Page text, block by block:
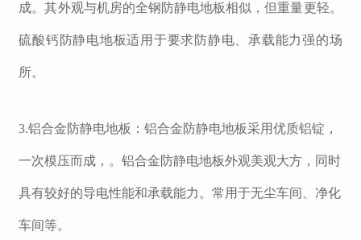
成。其外观与机房的全钢防静电地板相似，但重量更轻。
硫酸钙防静电地板适用于要求防静电、承载能力强的场
所。
3.铝合金防静电地板：铝合金防静电地板采用优质铝锭，
一次模压而成，。铝合金防静电地板外观美观大方，同时
具有较好的导电性能和承载能力。常用于无尘车间、净化
车间等。